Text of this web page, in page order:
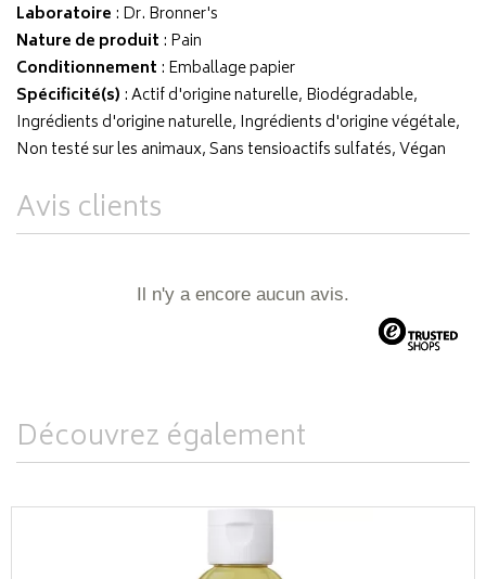
Laboratoire : Dr. Bronner's
Nature de produit : Pain
Conditionnement : Emballage papier
Spécificité(s) : Actif d'origine naturelle, Biodégradable,
Ingrédients d'origine naturelle, Ingrédients d'origine végétale,
Non testé sur les animaux, Sans tensioactifs sulfatés, Végan
Avis clients
Il n'y a encore aucun avis.
Découvrez également